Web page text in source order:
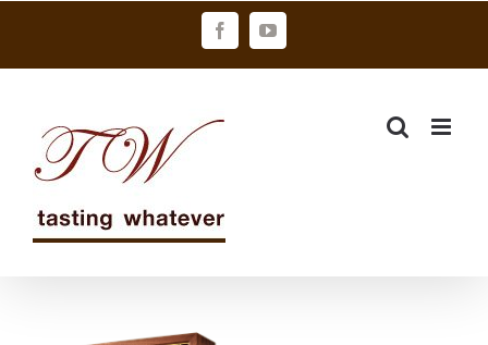
FacebookYouTube